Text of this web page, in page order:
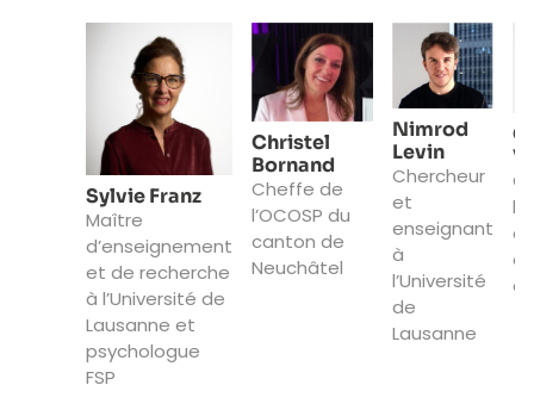
Sylvie Franz
Maître
d’enseignement
et de recherche
à l’Université de
Lausanne et
psychologue
FSP
Christel
Bornand
Cheffe de
l’OCOSP du
canton de
Neuchâtel
Nimrod
Levin
Chercheur
et
enseignant
à
l’Université
de
Lausanne